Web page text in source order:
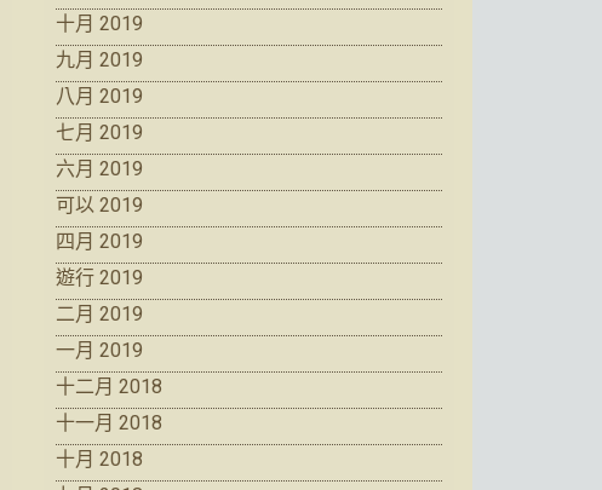
十月 2019
九月 2019
八月 2019
七月 2019
六月 2019
可以 2019
四月 2019
遊行 2019
二月 2019
一月 2019
十二月 2018
十一月 2018
十月 2018